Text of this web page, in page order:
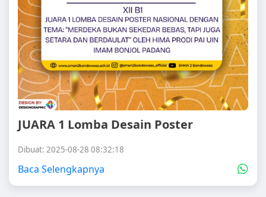
JUARA 1 Lomba Desain Poster
Dibuat: 2025-08-28 08:32:18
Baca Selengkapnya